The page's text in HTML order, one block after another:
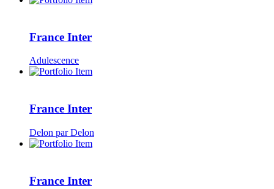
France Inter
Adulescence
France Inter
Delon par Delon
France Inter